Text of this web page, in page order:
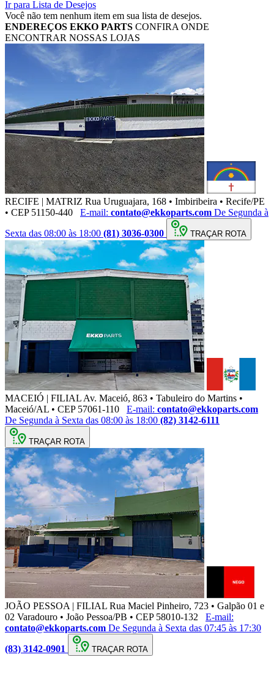
Ir para Lista de Desejos
Você não tem nenhum item em sua lista de desejos.
ENDEREÇOS EKKO PARTS CONFIRA ONDE
ENCONTRAR NOSSAS LOJAS
RECIFE | MATRIZ Rua Uruguajara, 168 • Imbiribeira • Recife/PE
• CEP 51150-440
E-mail: contato@ekkoparts.com De Segunda à
Sexta das 08:00 às 18:00 (81) 3036-0300 TRAÇAR ROTA
MACEIÓ | FILIAL Av. Maceió, 863 • Tabuleiro do Martins •
Maceió/AL • CEP 57061-110
E-mail: contato@ekkoparts.com
De Segunda à Sexta das 08:00 às 18:00 (82) 3142-6111
TRAÇAR ROTA
JOÃO PESSOA | FILIAL Rua Maciel Pinheiro, 723 • Galpão 01 e
02 Varadouro • João Pessoa/PB • CEP 58010-132
E-mail:
contato@ekkoparts.com De Segunda à Sexta das 07:45 às 17:30
(83) 3142-0901
TRAÇAR ROTA